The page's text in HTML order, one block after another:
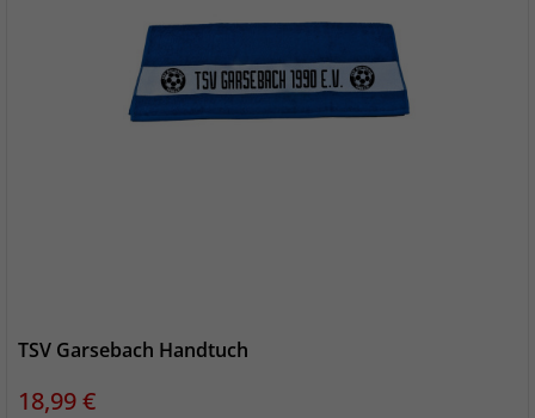
TSV Garsebach Handtuch
Preis
18,99 €